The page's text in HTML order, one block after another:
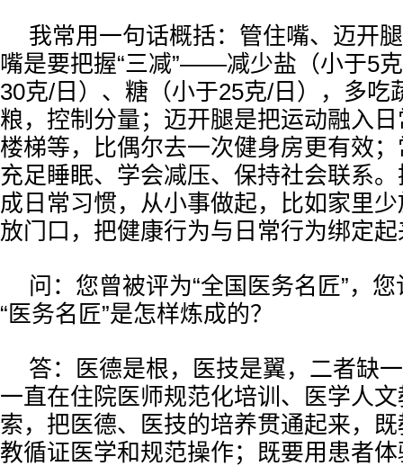
我常用一句话概括：管住嘴、迈开
嘴是要把握“三减”——减少盐（小于5
30克/日）、糖（小于25克/日），多吃
粮，控制分量；迈开腿是把运动融入
楼梯等，比偶尔去一次健身房更有效
充足睡眠、学会减压、保持社会联系
成日常习惯，从小事做起，比如家里
放门口，把健康行为与日常行为绑定
问：您曾被评为“全国医务名匠”，
“医务名匠”是怎样炼成的？
答：医德是根，医技是翼，二者缺
一直在住院医师规范化培训、医学人
索，把医德、医技的培养贯通起来，
教循证医学和规范操作；既要用患者